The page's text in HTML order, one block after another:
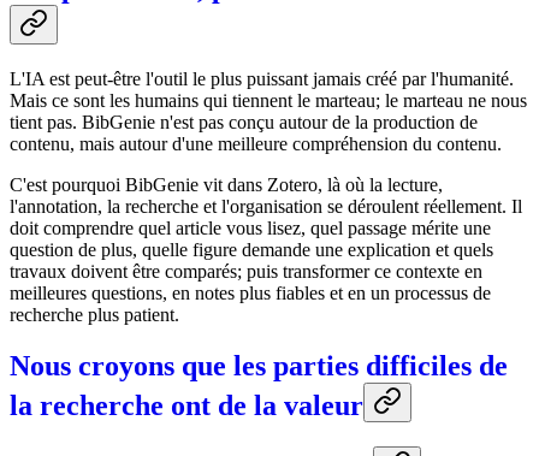
L'IA est peut-être l'outil le plus puissant jamais créé par l'humanité.
Mais ce sont les humains qui tiennent le marteau; le marteau ne nous
tient pas. BibGenie n'est pas conçu autour de la production de
contenu, mais autour d'une meilleure compréhension du contenu.
C'est pourquoi BibGenie vit dans Zotero, là où la lecture,
l'annotation, la recherche et l'organisation se déroulent réellement. Il
doit comprendre quel article vous lisez, quel passage mérite une
question de plus, quelle figure demande une explication et quels
travaux doivent être comparés; puis transformer ce contexte en
meilleures questions, en notes plus fiables et en un processus de
recherche plus patient.
Nous croyons que les parties difficiles de
la recherche ont de la valeur